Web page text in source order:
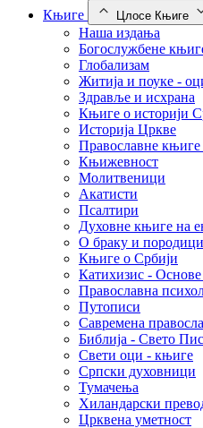
Књиге
Цлосе Књиге
Наша издања
Богослужбене
Глобализам
Житија и поуке -
Здравље и исхрана
Књиге о историји
Историја Цркве
Православне књиге
Књижевност
Молитвеници
Акатисти
Псалтири
Духовне књиге на
О браку и породици
Књиге о Србији
Катихизис - Основе
Православна
Путописи
Савремена
Библија - Свето
Свети оци - књиге
Српски духовници
Тумачења
Хиландарски
Црквена уметност